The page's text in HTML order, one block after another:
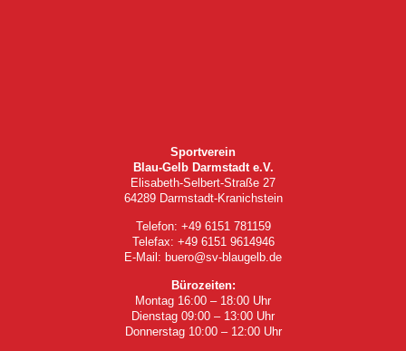
Sportverein
Blau-Gelb Darmstadt e.V.
Elisabeth-Selbert-Straße 27
64289 Darmstadt-Kranichstein
Telefon: +49 6151 781159
Telefax: +49 6151 9614946
E-Mail: buero@sv-blaugelb.de
Bürozeiten:
Montag 16:00 – 18:00 Uhr
Dienstag 09:00 – 13:00 Uhr
Donnerstag 10:00 – 12:00 Uhr